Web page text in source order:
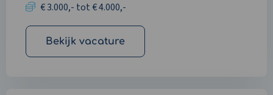
€ 3.000,- tot € 4.000,-
Bekijk vacature